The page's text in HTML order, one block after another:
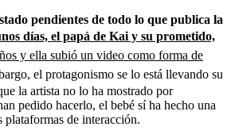
pendientes de todo lo que publica la
días, el papá de Kai y su prometido,
y ella subió un video como forma de
el protagonismo se lo está llevando su
la artista no lo ha mostrado por
pedido hacerlo, el bebé sí ha hecho una
plataformas de interacción.